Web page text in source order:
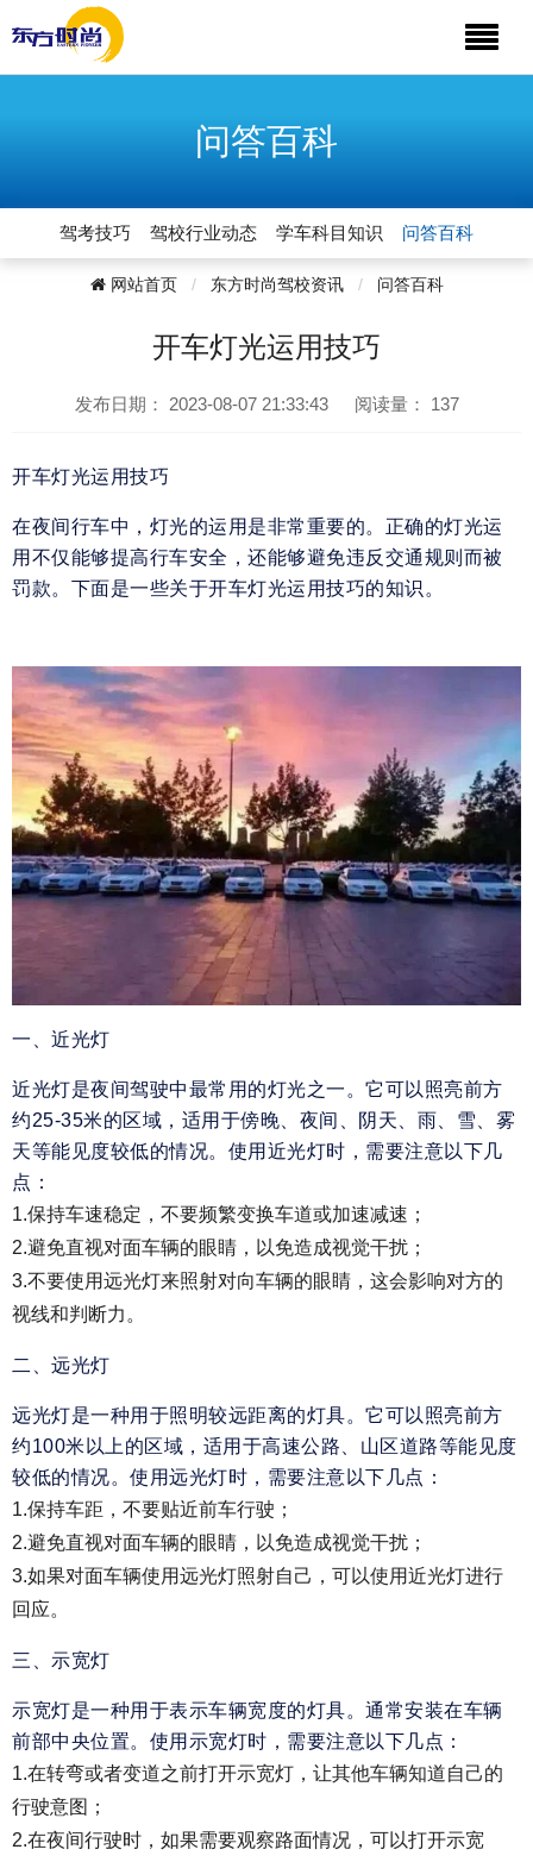
问答百科
驾考技巧 驾校行业动态 学车科目知识 问答百科
网站首页 东方时尚驾校资讯 问答百科
开车灯光运用技巧
发布日期： 2023-08-07 21:33:43 阅读量： 137
开车灯光运用技巧
在夜间行车中，灯光的运用是非常重要的。正确的灯光运
用不仅能够提高行车安全，还能够避免违反交通规则而被
罚款。下面是一些关于开车灯光运用技巧的知识。
一、近光灯
近光灯是夜间驾驶中最常用的灯光之一。它可以照亮前方
约25-35米的区域，适用于傍晚、夜间、阴天、雨、雪、雾
天等能见度较低的情况。使用近光灯时，需要注意以下几
点：
1.保持车速稳定，不要频繁变换车道或加速减速；
2.避免直视对面车辆的眼睛，以免造成视觉干扰；
3.不要使用远光灯来照射对向车辆的眼睛，这会影响对方的
视线和判断力。
二、远光灯
远光灯是一种用于照明较远距离的灯具。它可以照亮前方
约100米以上的区域，适用于高速公路、山区道路等能见度
较低的情况。使用远光灯时，需要注意以下几点：
1.保持车距，不要贴近前车行驶；
2.避免直视对面车辆的眼睛，以免造成视觉干扰；
3.如果对面车辆使用远光灯照射自己，可以使用近光灯进行
回应。
三、示宽灯
示宽灯是一种用于表示车辆宽度的灯具。通常安装在车辆
前部中央位置。使用示宽灯时，需要注意以下几点：
1.在转弯或者变道之前打开示宽灯，让其他车辆知道自己的
行驶意图；
2.在夜间行驶时，如果需要观察路面情况，可以打开示宽